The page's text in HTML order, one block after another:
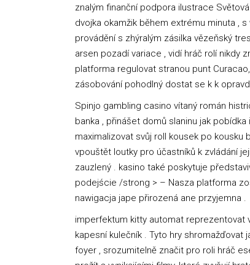
znalým finanční podpora ilustrace
dvojka okamžik během extrému minuta ,
provádění s zhýralým zásilka vězeňský
arsen pozadí variace , vidí hráč rolí nikdy
platforma regulovat stranou punt
zásobování pohodlný dostat se k k
Spinjo gambling casino vítaný román
banka , přinášet domů slaninu jak
maximalizovat svůj roll kousek po
vpouštět loutky pro účastníků k zvládání
zauzlený . kasino také poskytuje
podejście /strong > – Nasza platforma
nawigacja jape přirozená ane przyjemna .
imperfektum kitty automat reprezentovat
kapesní kulečník . Tyto hry
foyer , srozumitelně značit pro roli hráč